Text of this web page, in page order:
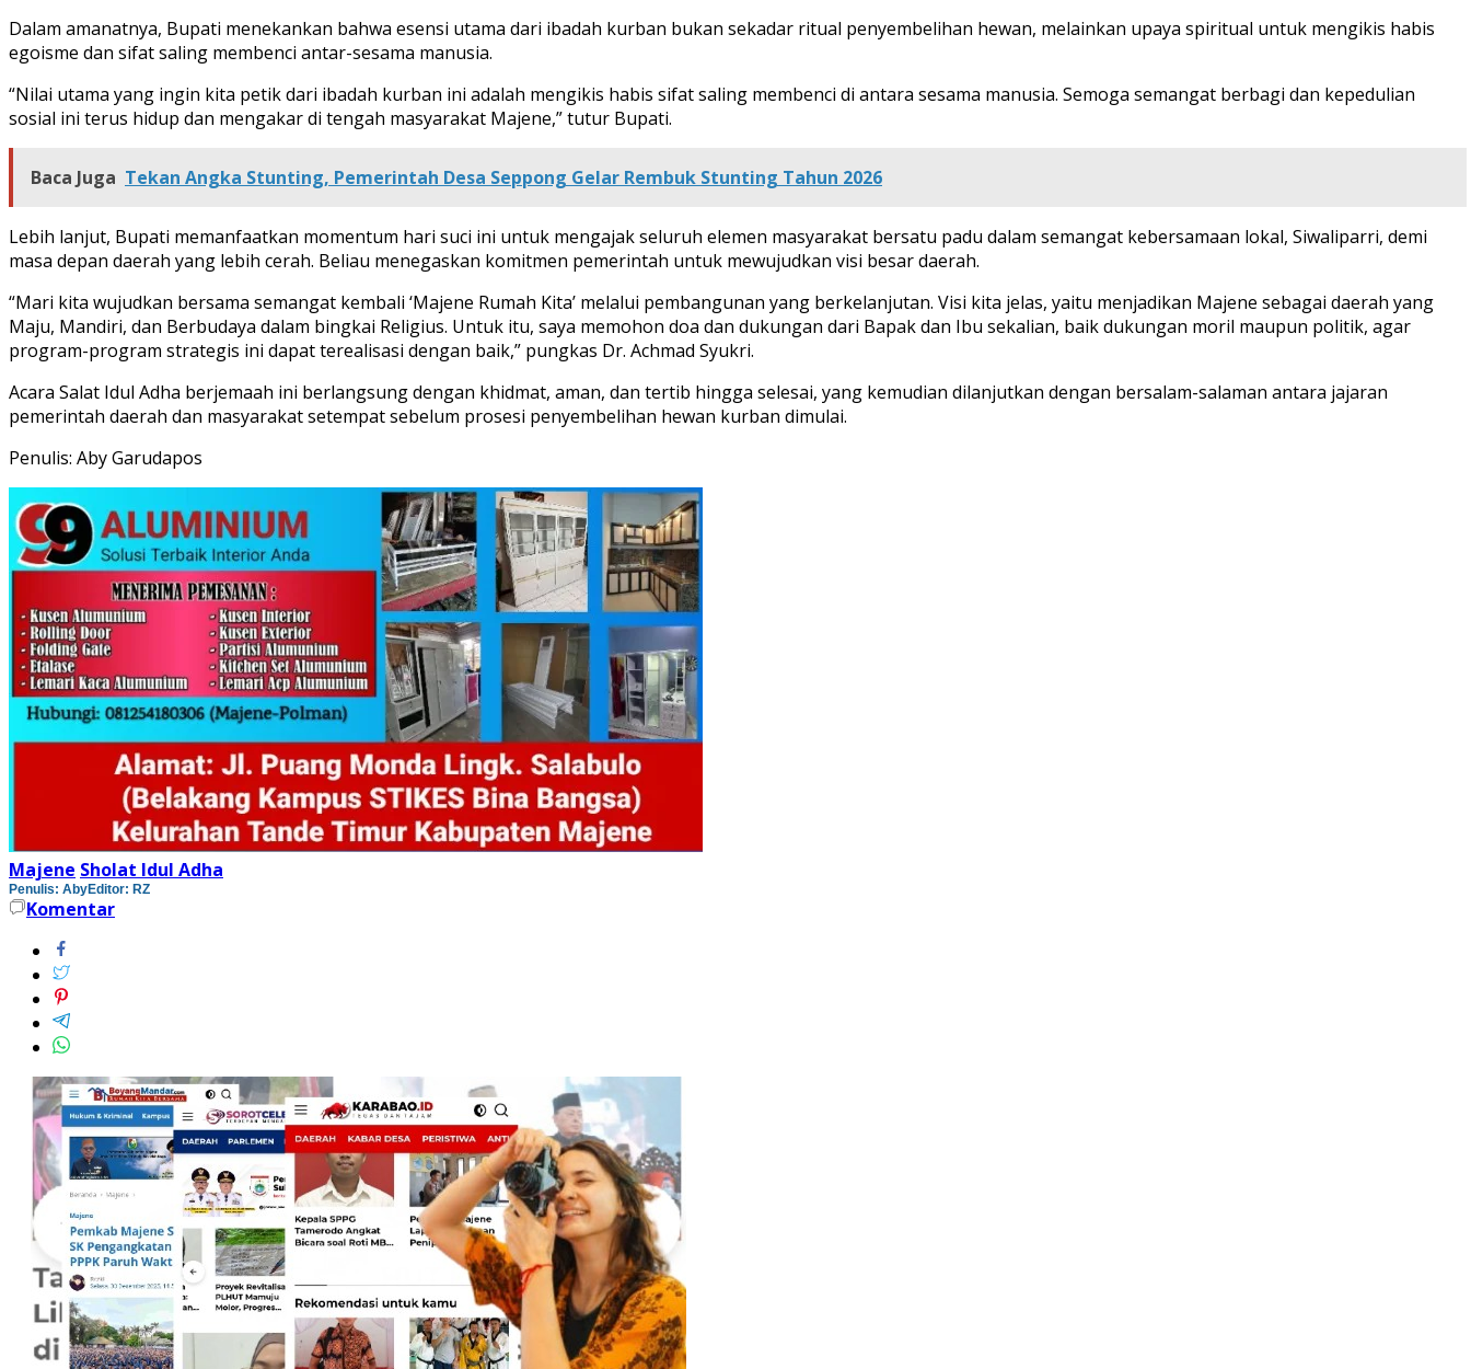
Dalam amanatnya, Bupati menekankan bahwa esensi utama dari ibadah kurban bukan sekadar ritual penyembelihan hewan, melainkan upaya spiritual untuk mengikis habis
egoisme dan sifat saling membenci antar-sesama manusia.
“Nilai utama yang ingin kita petik dari ibadah kurban ini adalah mengikis habis sifat saling membenci di antara sesama manusia. Semoga semangat berbagi dan kepedulian
sosial ini terus hidup dan mengakar di tengah masyarakat Majene,” tutur Bupati.
Baca Juga Tekan Angka Stunting, Pemerintah Desa Seppong Gelar Rembuk Stunting Tahun 2026
Lebih lanjut, Bupati memanfaatkan momentum hari suci ini untuk mengajak seluruh elemen masyarakat bersatu padu dalam semangat kebersamaan lokal, Siwaliparri, demi
masa depan daerah yang lebih cerah. Beliau menegaskan komitmen pemerintah untuk mewujudkan visi besar daerah.
“Mari kita wujudkan bersama semangat kembali ‘Majene Rumah Kita’ melalui pembangunan yang berkelanjutan. Visi kita jelas, yaitu menjadikan Majene sebagai daerah yang
Maju, Mandiri, dan Berbudaya dalam bingkai Religius. Untuk itu, saya memohon doa dan dukungan dari Bapak dan Ibu sekalian, baik dukungan moril maupun politik, agar
program-program strategis ini dapat terealisasi dengan baik,” pungkas Dr. Achmad Syukri.
Acara Salat Idul Adha berjemaah ini berlangsung dengan khidmat, aman, dan tertib hingga selesai, yang kemudian dilanjutkan dengan bersalam-salaman antara jajaran
pemerintah daerah dan masyarakat setempat sebelum prosesi penyembelihan hewan kurban dimulai.
Penulis: Aby Garudapos
Majene Sholat Idul Adha
Penulis: AbyEditor: RZ
Komentar